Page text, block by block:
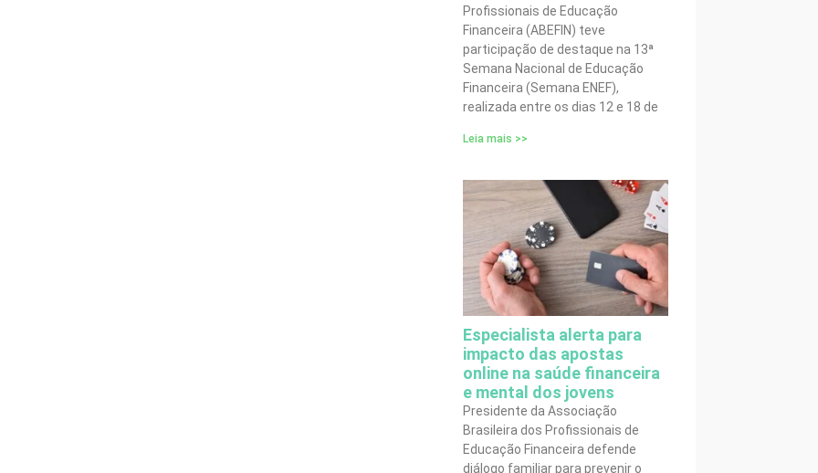
Profissionais de Educação
Financeira (ABEFIN) teve
participação de destaque na 13ª
Semana Nacional de Educação
Financeira (Semana ENEF),
realizada entre os dias 12 e 18 de
Leia mais >>
Especialista alerta para
impacto das apostas
online na saúde financeira
e mental dos jovens
Presidente da Associação
Brasileira dos Profissionais de
Educação Financeira defende
diálogo familiar para prevenir o